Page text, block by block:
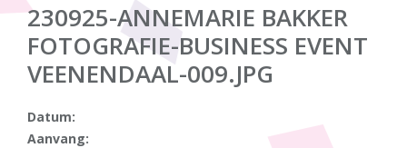
230925-ANNEMARIE BAKKER
FOTOGRAFIE-BUSINESS EVENT
VEENENDAAL-009.JPG
Datum:
Aanvang: